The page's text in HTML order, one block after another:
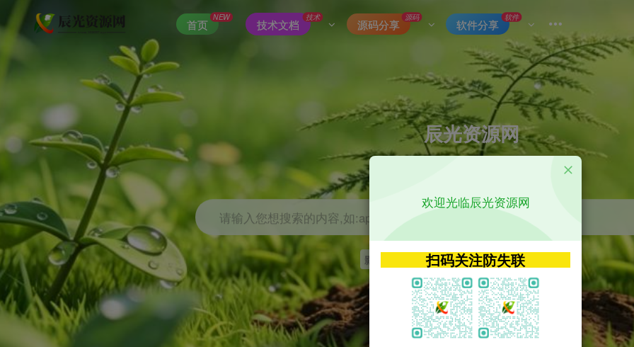
首页
NEW
技术文档
技术
源码分享
源码
软件分享
软件
辰光资源网
优质的网络资源分享平台
请输入您想搜索的内容,如:app源码
影视 神马 getapp 原神
欢迎光临辰光资源网
扫码关注防失联